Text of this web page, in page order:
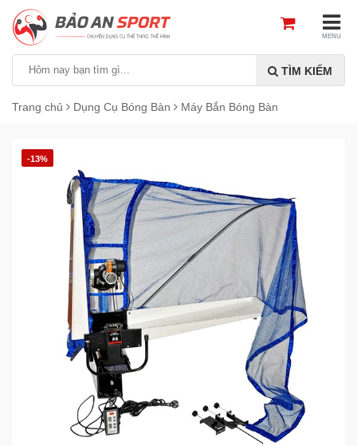
MENU
TÌM KIẾM
Trang chủ Dụng Cụ Bóng Bàn Máy Bắn Bóng Bàn
-13%